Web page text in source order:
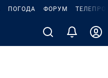
ПОГОДА ФОРУМ